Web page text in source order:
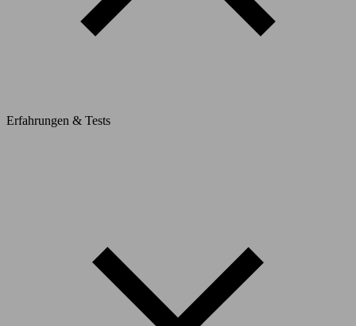
Erfahrungen & Tests